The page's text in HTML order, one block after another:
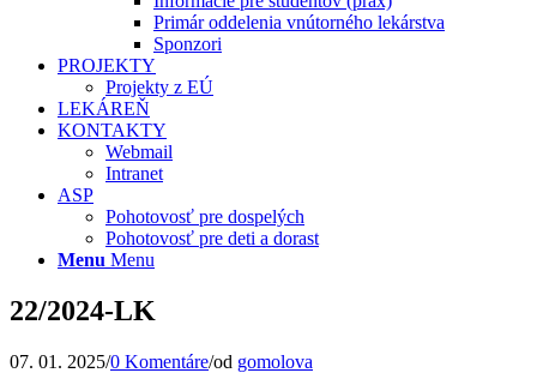
Primár oddelenia vnútorného lekárstva
Sponzori
PROJEKTY
Projekty z EÚ
LEKÁREŇ
KONTAKTY
Webmail
Intranet
ASP
Pohotovosť pre dospelých
Pohotovosť pre deti a dorast
Menu Menu
22/2024-LK
07. 01. 2025/0 Komentáre/od gomolova